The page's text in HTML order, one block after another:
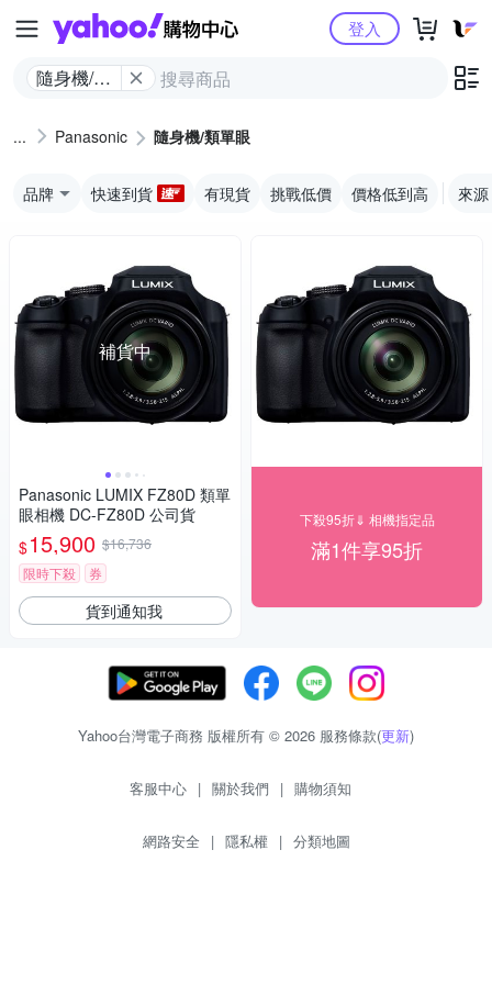
Yahoo購物中心
隨身機/類
登入
Panasonic 隨身機/類單眼
品牌 快速到貨 有現貨 挑戰低價 價格低到高 來源
補貨中
Panasonic LUMIX FZ80D 類單
眼相機 DC-FZ80D 公司貨
$15,900 $16,736
限時下殺
券
貨到通知我
下殺95折⇓ 相機指定品
滿1件享95折
Yahoo台灣電子商務 版權所有 © 2026 服務條款(更新)
客服中心 | 關於我們 | 購物須知
網路安全 | 隱私權 | 分類地圖